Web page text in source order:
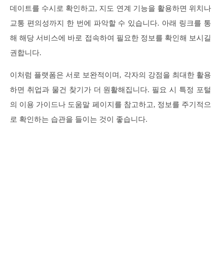
데이트를 수시로 확인하고, 지도 연계 기능을 활용하면 위치나
교통 편의성까지 한 번에 파악할 수 있습니다. 아래 링크를 통
해 해당 서비스에 바로 접속하여 필요한 정보를 확인해 보시길
권합니다.
이처럼 플랫폼은 서로 보완적이며, 각자의 강점을 최대한 활용
하면 취업과 물건 찾기가 더 원활해집니다. 필요 시 특정 포털
의 이용 가이드나 도움말 페이지를 참고하고, 정보를 주기적으
로 확인하는 습관을 들이는 것이 좋습니다.